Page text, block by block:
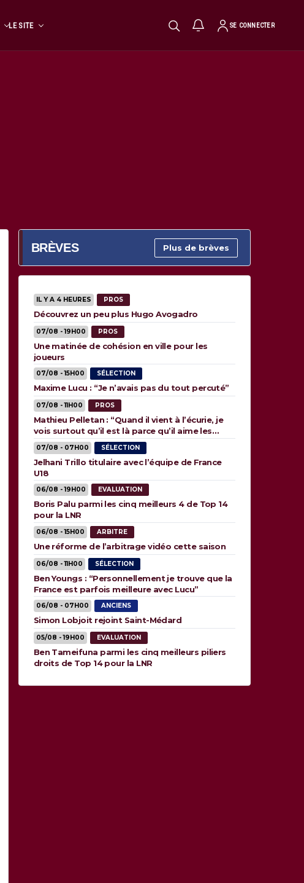
LE SITE SE CONNECTER
BRÈVES Plus de brèves
IL Y A 4 HEURES PROS
Découvrez un peu plus Hugo Avogadro
07/08 - 19H00 PROS
Une matinée de cohésion en ville pour les
joueurs
07/08 - 15H00 SÉLECTION
Maxime Lucu : “Je n’avais pas du tout percuté”
07/08 - 11H00 PROS
Mathieu Pelletan : “Quand il vient à l’écurie, je
vois surtout qu’il est là parce qu’il aime les
animaux”
07/08 - 07H00 SÉLECTION
Jelhani Trillo titulaire avec l’équipe de France
U18
06/08 - 19H00 EVALUATION
Boris Palu parmi les cinq meilleurs 4 de Top 14
pour la LNR
06/08 - 15H00 ARBITRE
Une réforme de l’arbitrage vidéo cette saison
06/08 - 11H00 SÉLECTION
Ben Youngs : “Personnellement je trouve que la
France est parfois meilleure avec Lucu”
06/08 - 07H00 ANCIENS
Simon Lobjoit rejoint Saint-Médard
05/08 - 19H00 EVALUATION
Ben Tameifuna parmi les cinq meilleurs piliers
droits de Top 14 pour la LNR